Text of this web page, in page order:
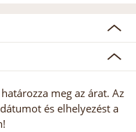
meg az árat. Az
és elhelyezést a